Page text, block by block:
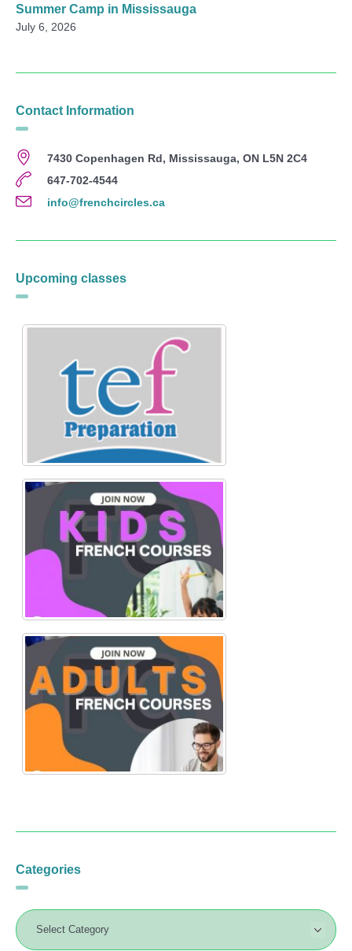
Summer Camp in Mississauga
July 6, 2026
Contact Information
7430 Copenhagen Rd, Mississauga, ON L5N 2C4
647-702-4544
info@frenchcircles.ca
Upcoming classes
Categories